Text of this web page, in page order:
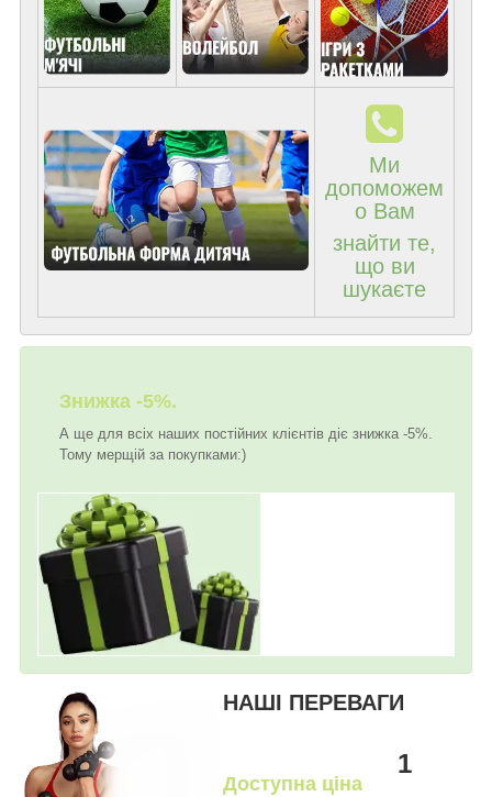
Ми
допоможем
о Вам
знайти те,
що ви
шукаєте
Знижка -5%.
А ще для всіх наших постійних клієнтів діє знижка -5%.
Тому мерщій за покупками:)
НАШІ ПЕРЕВАГИ
1
Доступна ціна